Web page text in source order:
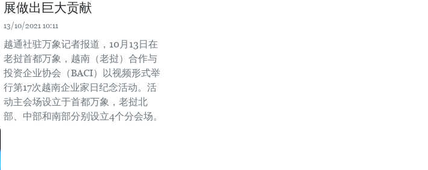
展做出巨大贡献
13/10/2021 10:11
越通社驻万象记者报道，10月13日在
老挝首都万象，越南（老挝）合作与
投资企业协会（BACI）以视频形式举
行第17次越南企业家日纪念活动。活
动主会场设立于首都万象，老挝北
部、中部和南部分别设立4个分会场。